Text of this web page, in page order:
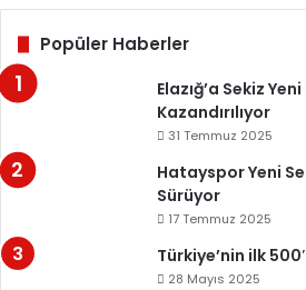
Popüler Haberler
Elazığ’a Sekiz
Kazandırılıyor
31 Temmuz 2025
Hatayspor Yeni
Sürüyor
17 Temmuz 2025
Türkiye’nin ilk
28 Mayıs 2025